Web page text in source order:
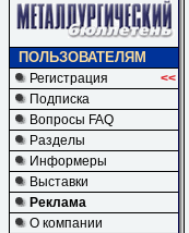
ПОЛЬЗОВАТЕЛЯМ
Регистрация
<<
Подписка
Вопросы FAQ
Разделы
Информеры
Выставки
Реклама
О компании